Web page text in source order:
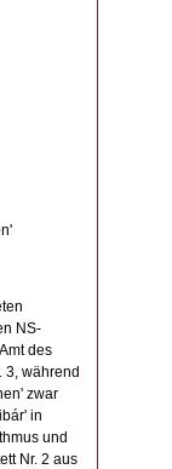
NS-
des
3, während
zwar
in
und
Nr. 2 aus